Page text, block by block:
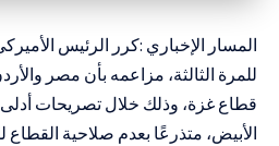
المسار الإخباري :كرر الرئيس
للمرة الثالثة، مزاعمه بأن مصر
قطاع غزة، وذلك خلال تصريحات
الأبيض، متذرعًا بعدم صلاحية القطاع